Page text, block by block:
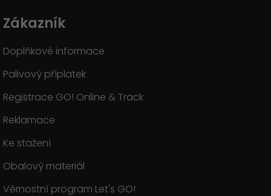
Zákazník
Doplňkové informace
Palivový příplatek
Registrace GO! Online & Track
Reklamace
Ke stažení
Obalový materiál
Věrnostní program Let's GO!